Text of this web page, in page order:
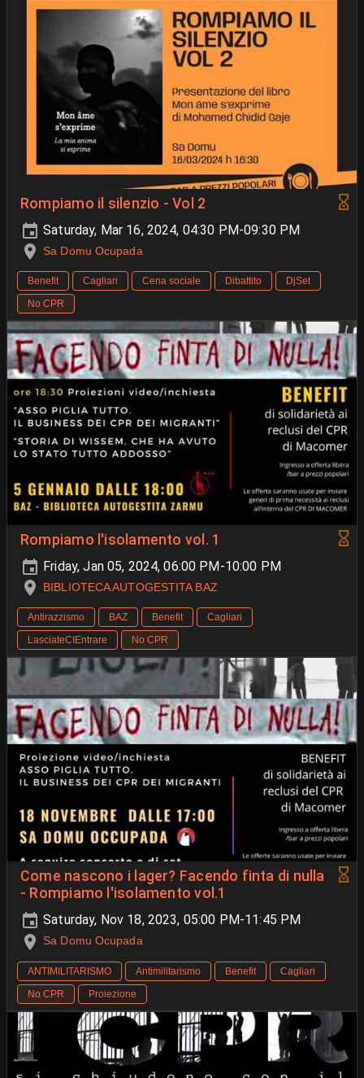
Rompiamo il silenzio - Vol 2
Saturday, Mar 16, 2024, 04:30 PM-09:30 PM
Sa Domu Ocupada
Benefit Cagliari Cena sociale Dibattito
DjSet
No CPR
Rompiamo l'isolamento vol. 1
Friday, Jan 05, 2024, 06:00 PM-10:00 PM
BIBLIOTECA AUTOGESTITA BAZ
Antirazzismo BAZ Benefit
Cagliari
LasciateCIEntrare
No CPR
Come nascono i lager? Facendo finta di nulla
- Rompiamo l'isolamento vol.1
Saturday, Nov 18, 2023, 05:00 PM-11:45 PM
Sa Domu Ocupada
ANTIMILITARISMO Antimilitarismo Benefit
Cagliari
No CPR
Proiezione